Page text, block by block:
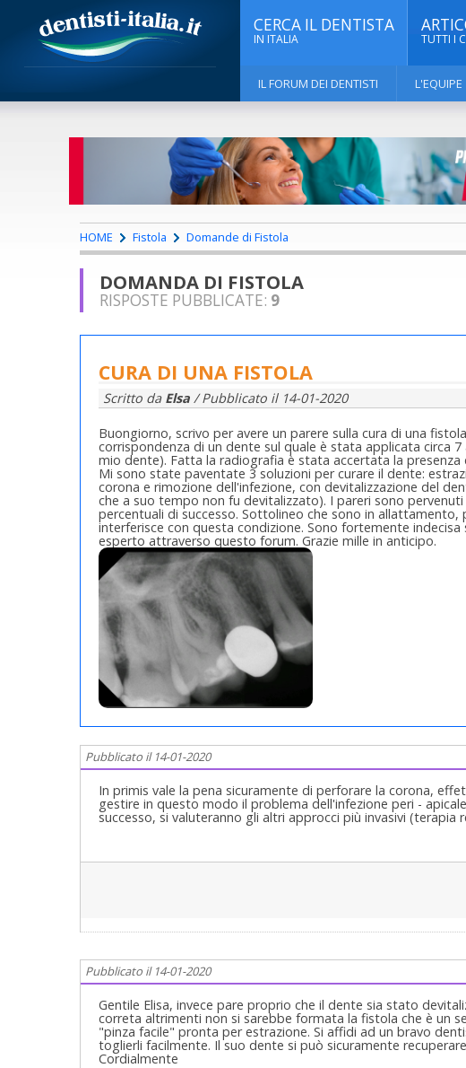
CERCA IL DENTISTA
IN ITALIA TUTTI I
IL FORUM DEI DENTISTI L'EQUIPE
HOME Fistola Domande di Fistola
DOMANDA DI FISTOLA
RISPOSTE PUBBLICATE: 9
CURA DI UNA FISTOLA
Scritto da Elsa / Pubblicato il 14-01-2020
Buongiorno, scrivo per avere un parere sulla cura di una
corrispondenza di un dente sul quale è stata applicata circa
mio dente). Fatta la radiografia è stata accertata la
Mi sono state paventate 3 soluzioni per curare il dente:
corona e rimozione dell'infezione, con devitalizzazione del
che a suo tempo non fu devitalizzato). I pareri sono
percentuali di successo. Sottolineo che sono in allattamento,
interferisce con questa condizione. Sono fortemente
esperto attraverso questo forum. Grazie mille in anticipo.
Pubblicato il 14-01-2020
In primis vale la pena sicuramente di perforare la corona,
gestire in questo modo il problema dell'infezione peri -
successo, si valuteranno gli altri approcci più invasivi
Pubblicato il 14-01-2020
Gentile Elisa, invece pare proprio che il dente sia stato
correta altrimenti non si sarebbe formata la fistola che è un
"pinza facile" pronta per estrazione. Si affidi ad un bravo
toglierli facilmente. Il suo dente si può sicuramente
Cordialmente